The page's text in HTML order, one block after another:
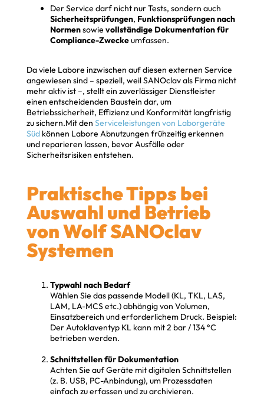
Der Service darf nicht nur Tests, sondern auch
Sicherheitsprüfungen, Funktionsprüfungen nach
Normensowie vollständige Dokumentation für
Compliance-Zweckeumfassen.
Da viele Labore inzwischen auf diesen externen Service
angewiesen sind – speziell, weil SANOclav als Firma nicht
mehr aktiv ist –, stellt ein zuverlässiger Dienstleister
einen entscheidenden Baustein dar, um
Betriebssicherheit, Effizienz und Konformität langfristig
zu sichern.Mit den Serviceleistungen von Laborgeräte
Südkönnen Labore Abnutzungen frühzeitig erkennen
und reparieren lassen, bevor Ausfälle oder
Sicherheitsrisiken entstehen.
Praktische Tipps bei
Auswahl und Betrieb
von Wolf SANOclav
Systemen
Typwahl nach Bedarf
Wählen Sie das passende Modell (KL, TKL, LAS,
LAM, LA-MCS etc.) abhängig von Volumen,
Einsatzbereich und erforderlichem Druck. Beispiel:
Der Autoklaventyp KL kann mit 2 bar / 134 °C
betrieben werden.
Schnittstellen für Dokumentation
Achten Sie auf Geräte mit digitalen Schnittstellen
(z. B. USB, PC-Anbindung), um Prozessdaten
einfach zu erfassen und zu archivieren.